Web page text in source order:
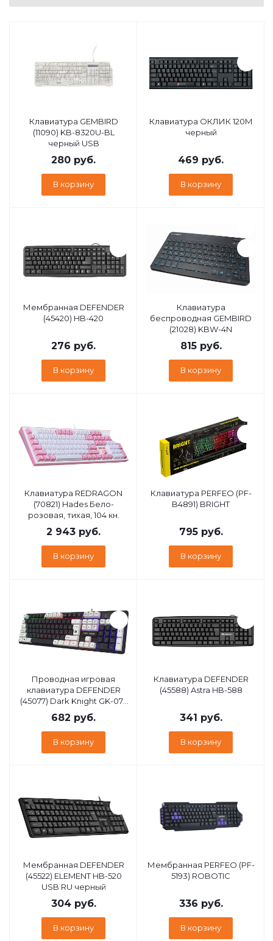
Клавиатура GEMBIRD
(11090) KB-8320U-BL
черный USB
280 руб.
В корзину
Клавиатура ОКЛИК 120M
черный
469 руб.
В корзину
Мембранная DEFENDER
(45420) HB-420
276 руб.
В корзину
Клавиатура
беспроводная GEMBIRD
(21028) KBW-4N
815руб.
В корзину
Клавиатура REDRAGON
(70821) Hades Бело-
розовая, тихая, 104 кн.
2 943 руб.
В корзину
Клавиатура PERFEO (PF-
B4891) BRIGHT
795руб.
В корзину
Проводная игровая
клавиатура DEFENDER
(45077) Dark Knight GK-077
RU,черн-бел
682 руб.
В корзину
Клавиатура DEFENDER
(45588) Astra HB-588
341 руб.
В корзину
Мембранная DEFENDER
(45522) ELEMENT HB-520
USB RU черный
304руб.
В корзину
Мембранная PERFEO (PF-
5193) ROBOTIC
336 руб.
В корзину